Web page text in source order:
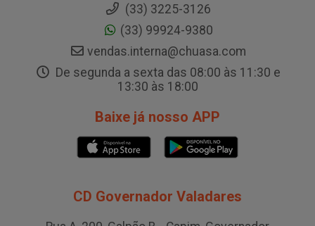
(33) 3225-3126
(33) 99924-9380
vendas.interna@chuasa.com
De segunda a sexta das 08:00 às 11:30 e
13:30 às 18:00
Baixe já nosso APP
CD Governador Valadares